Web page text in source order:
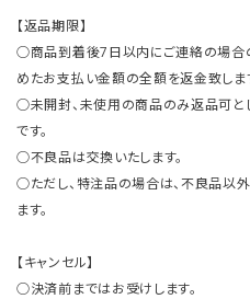
【返品期限】
○商品到着後7日以内にご連絡の場合
めたお支払い金額の全額を返金致しま
○未開封、未使用の商品のみ返品可と
です。
○不良品は交換いたします。
○ただし、特注品の場合は、不良品以
ます。
【キャンセル】
○決済前まではお受けします。